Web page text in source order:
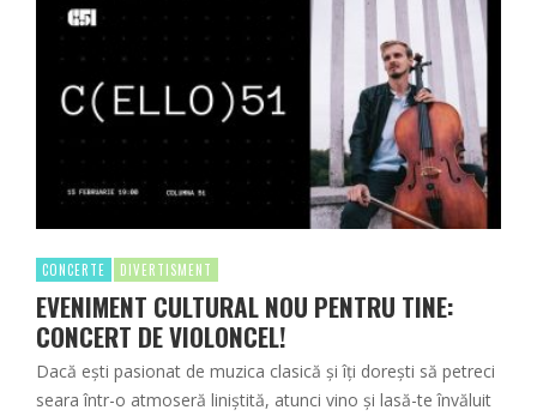
CONCERTE DIVERTISMENT
EVENIMENT CULTURAL NOU PENTRU TINE:
CONCERT DE VIOLONCEL!
Dacă ești pasionat de muzica clasică și îți dorești să petreci
seara într-o atmoseră liniștită, atunci vino și lasă-te învăluit